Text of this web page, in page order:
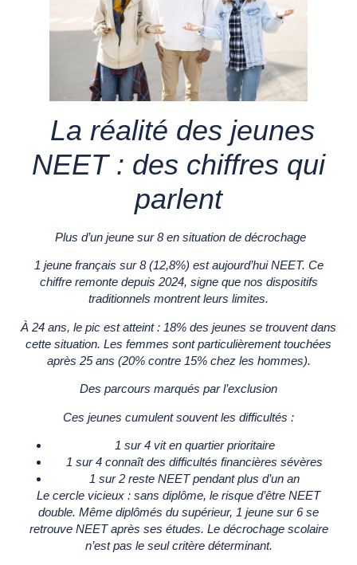
La réalité des jeunes
NEET : des chiffres qui
parlent
Plus d’un jeune sur 8 en situation de décrochage
1 jeune français sur 8 (12,8%) est aujourd’hui NEET. Ce
chiffre remonte depuis 2024, signe que nos dispositifs
traditionnels montrent leurs limites.
À 24 ans, le pic est atteint : 18% des jeunes se trouvent dans
cette situation. Les femmes sont particulièrement touchées
après 25 ans (20% contre 15% chez les hommes).
Des parcours marqués par l’exclusion
Ces jeunes cumulent souvent les difficultés :
1 sur 4 vit en quartier prioritaire
1 sur 4 connaît des difficultés financières sévères
1 sur 2 reste NEET pendant plus d’un an
Le cercle vicieux : sans diplôme, le risque d’être NEET
double. Même diplômés du supérieur, 1 jeune sur 6 se
retrouve NEET après ses études. Le décrochage scolaire
n’est pas le seul critère déterminant.